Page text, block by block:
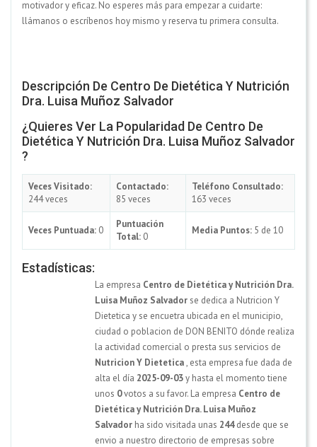
motivador y eficaz. No esperes más para empezar a cuidarte:
llámanos o escríbenos hoy mismo y reserva tu primera consulta.
Descripción De Centro De Dietética Y Nutrición
Dra. Luisa Muñoz Salvador
¿Quieres Ver La Popularidad De Centro De
Dietética Y Nutrición Dra. Luisa Muñoz Salvador
?
Veces Visitado:
244 veces
Contactado:
85 veces
Teléfono Consultado:
163 veces
Veces Puntuada: 0
Puntuación
Total: 0
Media Puntos: 5 de 10
Estadísticas:
La empresa Centro de Dietética y Nutrición Dra.
Luisa Muñoz Salvadorse dedica a Nutricion Y
Dietetica y se encuetra ubicada en el municipio,
ciudad o poblacion de DON BENITO dónde realiza
la actividad comercial o presta sus servicios de
Nutricion Y Dietetica, esta empresa fue dada de
alta el día 2025-09-03y hasta el momento tiene
unos 0votos a su favor. La empresa Centro de
Dietética y Nutrición Dra. Luisa Muñoz
Salvador ha sido visitada unas 244desde que se
envio a nuestro directorio de empresas sobre